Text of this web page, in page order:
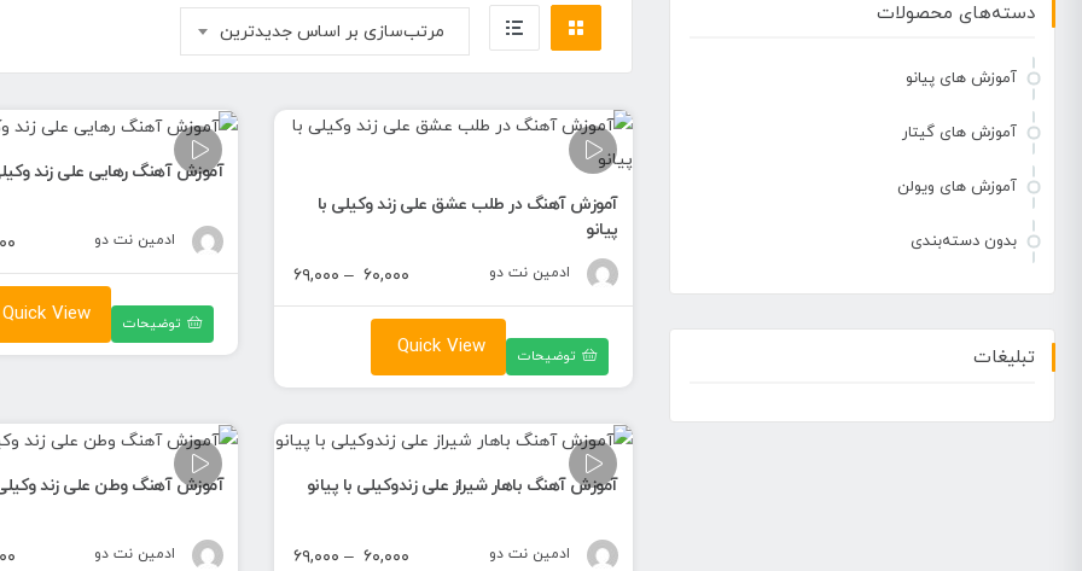
مرتب‌سازی بر اساس جدیدترین
آموزش آهنگ در طلب عشق علی زند وکیلی با
پیانو
ادمین نت دو ۶۰,۰۰۰ – ۶۹,۰۰۰
محدوده
قیمت:
۶۰,۰۰۰ تومان
۶۹,۰۰۰ تومان
توضیحات Quick View
آموزش آهنگ رهایی علی زند
ادمین نت دو
توضیحات Quick View
آموزش آهنگ باهار شیراز علی زندوکیلی با پیانو
ادمین نت دو ۶۰,۰۰۰ – ۶۹,۰۰۰
آموزش آهنگ وطن علی زند وکیلی
ادمین نت دو
دسته‌های محصولات
آموزش های پیانو
آموزش های گیتار
آموزش های ویولن
بدون دسته‌بندی
تبلیغات